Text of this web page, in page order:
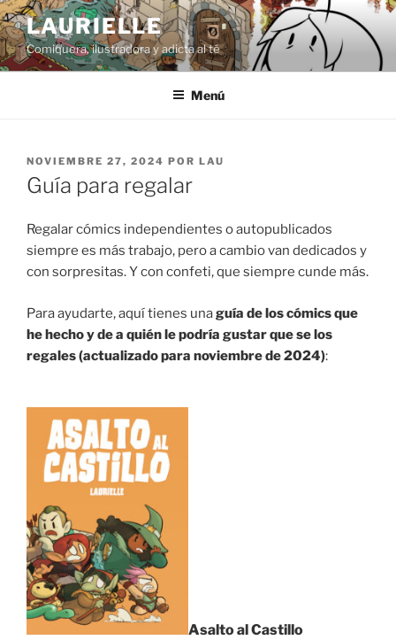
Saltar
al
contenido
LAURIELLE
Comiquera, ilustradora y adicta al té
Menú
PUBLICADO
EL
NOVIEMBRE 27, 2024 POR LAU
Guía para regalar
Regalar cómics independientes o autopublicados
siempre es más trabajo, pero a cambio van dedicados y
con sorpresitas. Y con confeti, que siempre cunde más.
Para ayudarte, aquí tienes unaguía de los cómics que
he hecho y de a quién le podría gustar que se los
regales (actualizado para noviembre de 2024):
Asalto al Castillo